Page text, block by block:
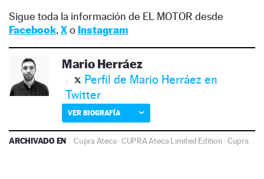
Sigue toda la información de EL MOTOR desde
Facebook, Xo Instagram
Mario Herráez
Perfil de Mario Herráez en
Twitter
VER BIOGRAFÍA
ARCHIVADO EN Cupra Ateca·CUPRA Ateca Limited Edition ·Cupra